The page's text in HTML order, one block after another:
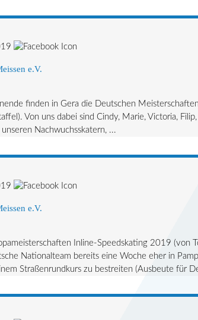
e.V.
finden in Gera die Deutschen
Von uns dabei sind Cindy, Marie, Victoria,
Nachwuchsskatern, ...
e.V.
Inline-Speedskating 2019 (von
Nationalteam bereits eine Woche eher in
Straßenrundkurs zu bestreiten (Ausbeute für